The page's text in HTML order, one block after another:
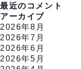
最近のコメント
アーカイブ
2026年8月
2026年7月
2026年6月
2026年5月